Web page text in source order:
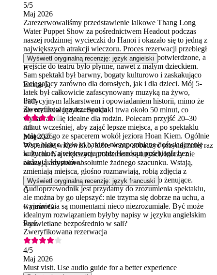
5/5
Maj 2026
Zarezerwowaliśmy przedstawienie lalkowe Thang Long
Water Puppet Show za pośrednictwem Headout podczas
naszej rodzinnej wycieczki do Hanoi i okazało się to jedną z
największych atrakcji wieczoru. Proces rezerwacji przebiegł
bezproblemowo, bilety zostały natychmiast potwierdzone, a
wejście do teatru było płynne, nawet z małym dzieckiem.
Sam spektakl był barwny, bogaty kulturowo i zaskakująco
wciągający zarówno dla dorosłych, jak i dla dzieci. Mój 5-
latek był całkowicie zafascynowany muzyką na żywo,
tradycyjnym lalkarstwem i opowiadaniem historii, mimo że
nie rozumiał języka. Spektakl trwa około 50 minut, co
wydawało się idealne dla rodzin. Polecam przyjść 20–30
minut wcześniej, aby zająć lepsze miejsca, a po spektaklu
połączyć go ze spacerem wokół jeziora Hoan Kiem. Ogólnie
rzecz biorąc, było to bardzo niezapomniane doświadczenie
kulturalne, a rezerwacja przez Headout przebiegła bez
żadnych kłopotów.
Wyświetl oryginalną recenzję: język angielski
E
Emma L
Para
Zweryfikowana rezerwacja
4/5
Maj 2026
Wspaniałe widowisko, które warto zobaczyć przynajmniej raz
w życiu. Największym problemem są turyści, którzy nie
okazują artystom absolutnie żadnego szacunku. Wstają,
zmieniają miejsca, głośno rozmawiają, robią zdjęcia z
podniesionymi rękami… szczerze mówiąc, to żenujące.
Audioprzewodnik jest przydatny do zrozumienia spektaklu,
ale można by go ulepszyć: nie trzyma się dobrze na uchu, a
wyjaśnienia są momentami nieco niezrozumiałe. Być może
idealnym rozwiązaniem byłyby napisy w języku angielskim
wyświetlane bezpośrednio w sali?
Wyświetl oryginalną recenzję: język francuski
G
Gaurav G
Para
Zweryfikowana rezerwacja
4/5
Maj 2026
Must visit. Use audio guide for a better experience